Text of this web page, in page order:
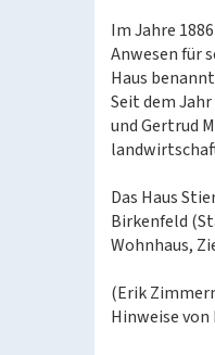
Im Jahre
Anwesen für
Haus
Seit dem
und Gertrud
Das Haus
Birkenfeld
Wohnhaus,
(Erik
Hinweise